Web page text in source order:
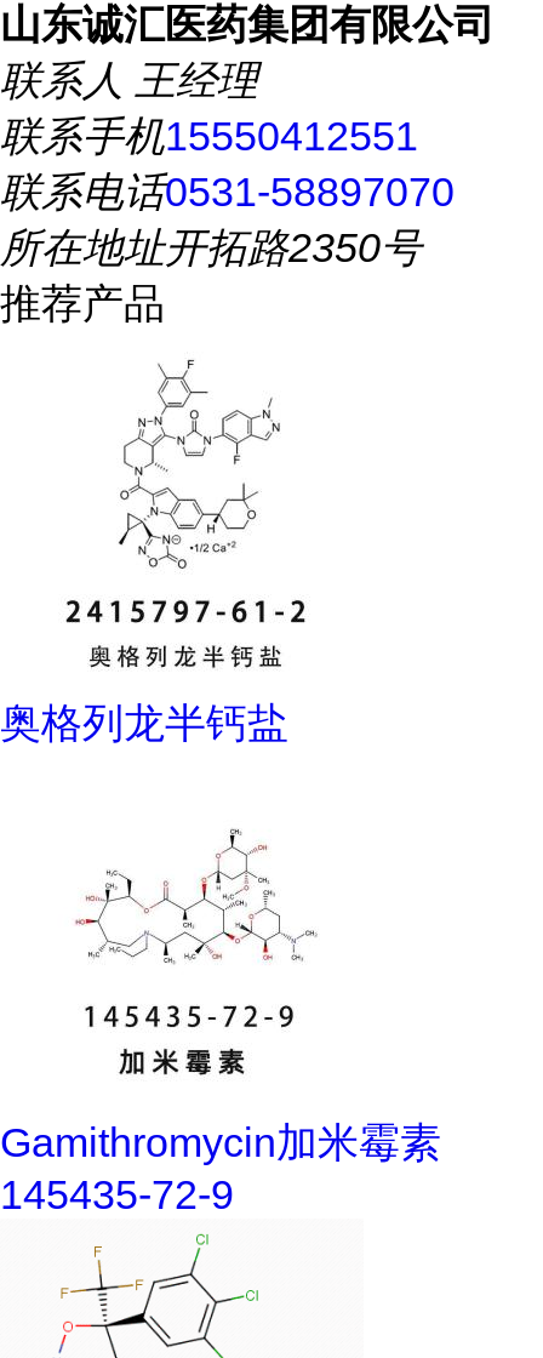
山东诚汇医药集团有限公司
联系人 王经理
联系手机15550412551
联系电话0531-58897070
所在地址开拓路2350号
推荐产品
奥格列龙半钙盐
Gamithromycin加米霉素
145435-72-9